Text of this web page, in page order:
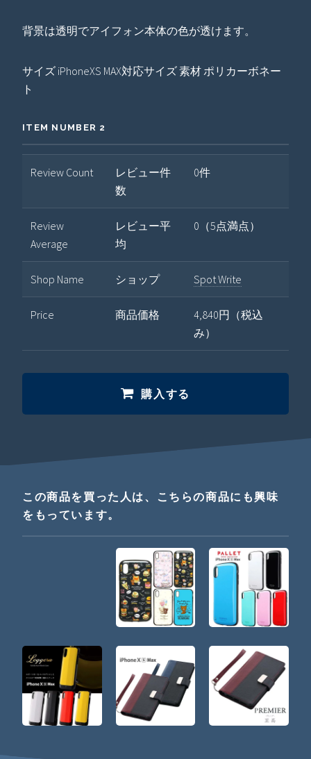
背景は透明でアイフォン本体の色が透けます。
サイズ iPhoneXS MAX対応サイズ 素材 ポリカーボネー
ト
ITEM NUMBER 2
Review Count
レビュー件
数
0件
Review
Average
レビュー平
均
0（5点満点）
Shop Name ショップ Spot Write
Price 商品価格
4,840円（税込
み）
購入する
この商品を買った人は、こちらの商品にも興味
をもっています。